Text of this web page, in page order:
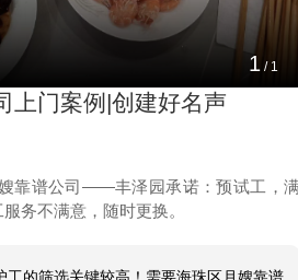
1 / 1
上门案例|创建好名声
嫂靠谱公司——丰泽园承诺：预试工，
务不满意，随时更换。